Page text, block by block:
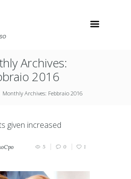
Archives:
2016
Monthly Archives: Febbraio 2016
given increased
5 0 1